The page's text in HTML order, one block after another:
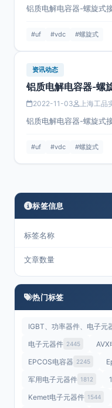
铝质电解电容器-螺旋式
#uf #vdc #螺旋式
资讯动态
铝质电解电容器-螺
2022-11-03 上海工品
铝质电解电容器-螺旋式
#uf #vdc #螺旋式
标签信息
标签名称
文章数量
热门标签
IGBT、功率器件、电子元
电子元器件 2445 AVX
EPCOS电容器 2245
军用电子元器件 1812
Kemet电子元器件 1544